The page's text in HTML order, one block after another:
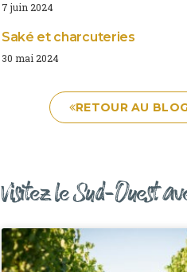
7 juin 2024
Saké et charcuteries
30 mai 2024
RETOUR AU
Visitez le Sud-Ouest